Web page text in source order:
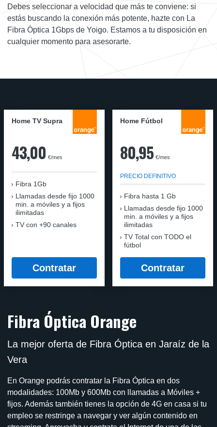
Debes seleccionar a velocidad que más te conviene: si
estás buscando la conexión más potente, hazte con La
Fibra Óptica 1Gbps de Yoigo. Estamos a tu disposición en
cualquier momento para asesorarte.
Home TV Supra
43,00 €/mes
Fibra 1Gb
Llamadas desde fijo 1000
min. a móviles y a fijos
ilimitadas
TV con +90 canales
Contratar
Home Fútbol
80,95 €/mes
PRECIO DEFINITIVO
Fibra hasta 1 Gb
Llamadas desde fijo 1000
min. a móviles y a fijos
ilimitadas
TV Total con TODO el
fútbol
Contratar
Fibra Óptica Orange
La mejor oferta de Fibra Óptica en Jaraíz de la
Vera
En Orange podrás contratar la Fibra Óptica en dos
modalidades: 100Mb y 600Mb con llamadas a Móviles +
fijos. Además también tienes la opción de 4G en casa si tu
empleo se restringe a navegar y ver algún contenido en